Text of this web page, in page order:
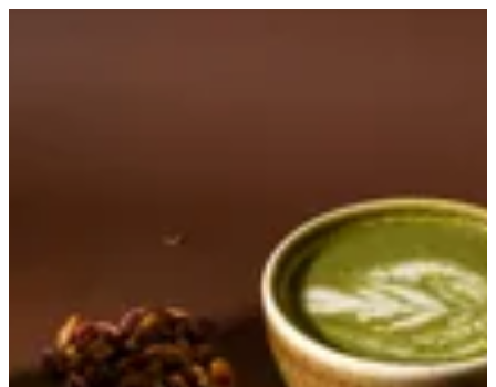
EN
تسجيل الدخول
Pistachio Cloud | Croissant D Alexia